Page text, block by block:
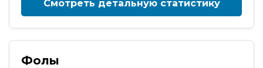
Смотреть детальную статистику
Фолы